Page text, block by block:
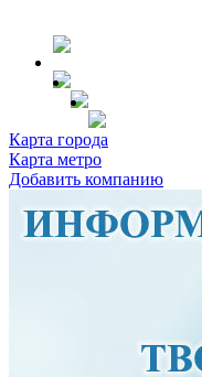
Карта города
Карта метро
Добавить компанию